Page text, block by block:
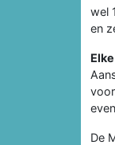
wel
en
De